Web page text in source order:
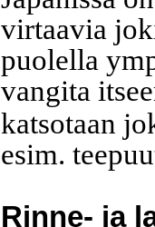
virtaavia
puolella
vangita
katsotaan
esim.
Rinne- ja